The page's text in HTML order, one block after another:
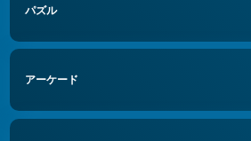
パズル
アーケード